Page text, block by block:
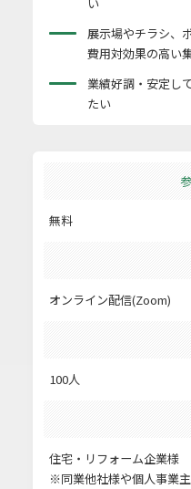
展示場やチラシ、
費用対効果の高い
業績好調・安定し
たい
無料
オンライン配信(Zoom)
100人
住宅・リフォーム企業様
※同業他社様や個人事業